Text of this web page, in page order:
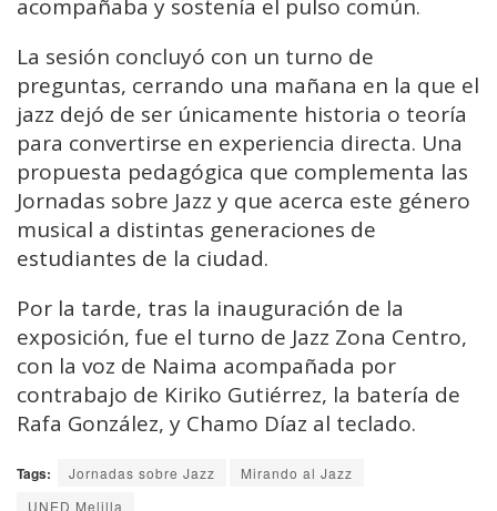
acompañaba y sostenía el pulso común.
La sesión concluyó con un turno de
preguntas, cerrando una mañana en la que el
jazz dejó de ser únicamente historia o teoría
para convertirse en experiencia directa. Una
propuesta pedagógica que complementa las
Jornadas sobre Jazz y que acerca este género
musical a distintas generaciones de
estudiantes de la ciudad.
Por la tarde, tras la inauguración de la
exposición, fue el turno de Jazz Zona Centro,
con la voz de Naima acompañada por
contrabajo de Kiriko Gutiérrez, la batería de
Rafa González, y Chamo Díaz al teclado.
Tags: Jornadas sobre Jazz
Mirando al Jazz
UNED Melilla